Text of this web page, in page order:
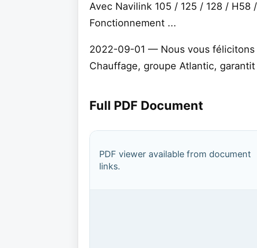
Avec Navilink 105 / 125 / 128 / H58
Fonctionnement ...
2022-09-01 — Nous vous félicitons
Chauffage, groupe Atlantic,
Full PDF Document
PDF viewer available from document
links.